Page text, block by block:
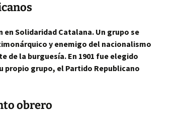
Solidaridad Catalana. Un grupo se
y enemigo del nacionalismo
de la burguesía. En 1901 fue elegido
propio grupo, el Partido Republicano
obrero